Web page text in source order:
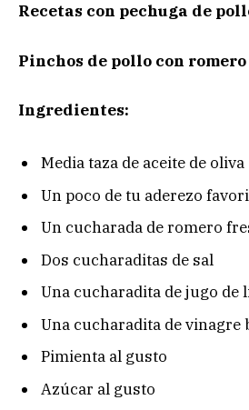
Recetas con pechuga de
Pinchos de pollo con
Ingredientes:
Media taza de aceite de oliva
Un poco de tu aderezo
Un cucharada de romero
Dos cucharaditas de sal
Una cucharadita de jugo de
Una cucharadita de vinagre
Pimienta al gusto
Azúcar al gusto